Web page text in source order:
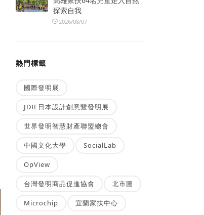
探索自我
2026/08/07
熱門標籤
國際發明展
JDIE日本設計創意暨發明展
世界發明智慧財產聯盟總會
中國文化大學 SocialLab
OpView
台灣發明商品促進協會 北市圖
Microchip 宜蘭家扶中心